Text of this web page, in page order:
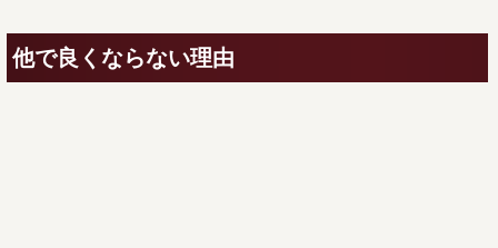
他で良くならない理由